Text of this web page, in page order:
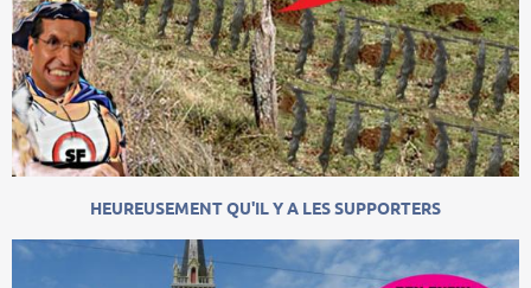
HEUREUSEMENT QU'IL Y A LES SUPPORTERS